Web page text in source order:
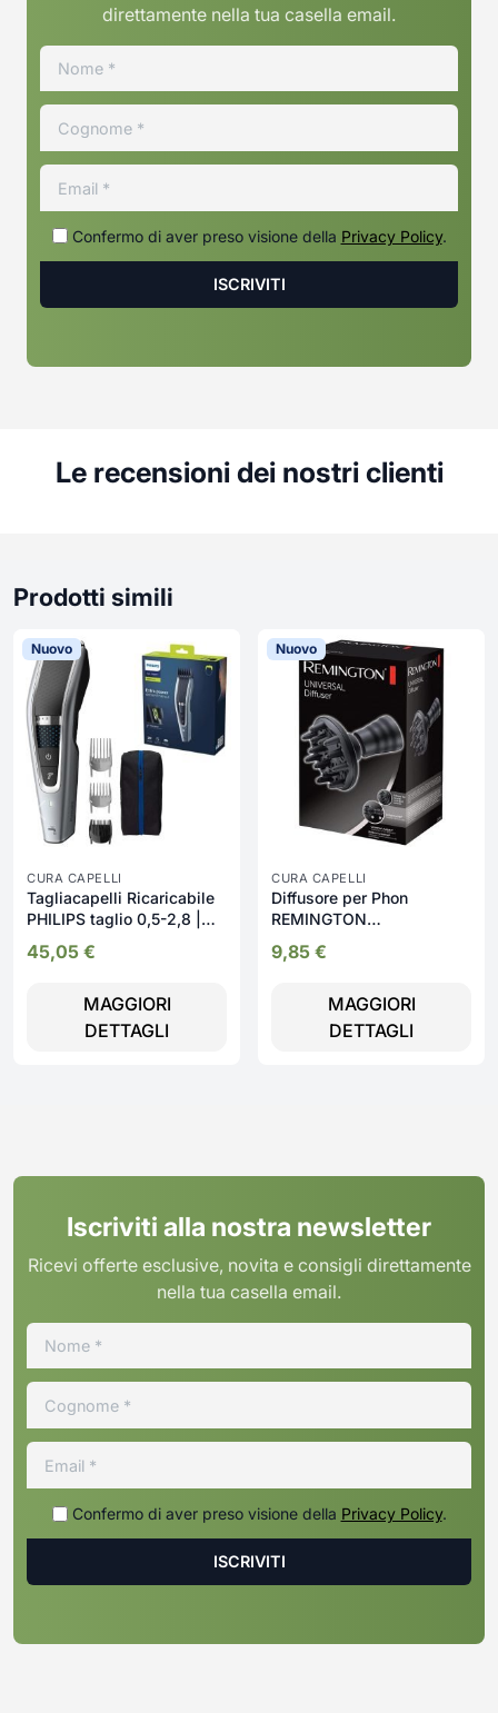
direttamente nella tua casella email.
Confermo di aver preso visione della Privacy Policy.
Le recensioni dei nostri clienti
Prodotti simili
Nuovo
CURA CAPELLI
Tagliacapelli Ricaricabile
PHILIPS taglio 0,5-2,8 |
45,05 €
MAGGIORI
DETTAGLI
Nuovo
CURA CAPELLI
Diffusore per Phon
REMINGTON
- D52DU
9,85 €
MAGGIORI
DETTAGLI
Iscriviti alla nostra newsletter
Ricevi offerte esclusive, novita e consigli direttamente
nella tua casella email.
Confermo di aver preso visione della Privacy Policy.